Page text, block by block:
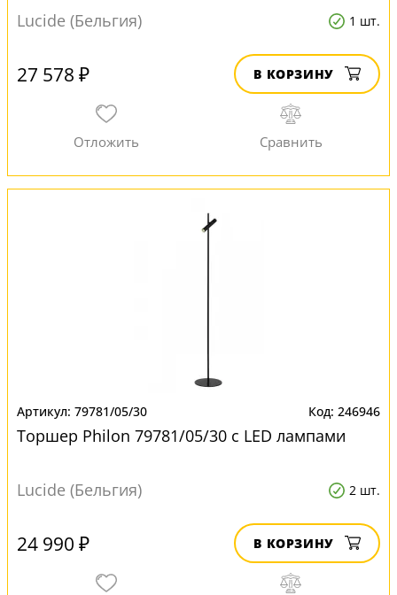
Lucide (Бельгия) 1 шт.
27 578 ₽ В КОРЗИНУ
79781/05/30 246946
Торшер Philon 79781/05/30 с LED лампами
Lucide (Бельгия) 2 шт.
24 990 ₽ В КОРЗИНУ